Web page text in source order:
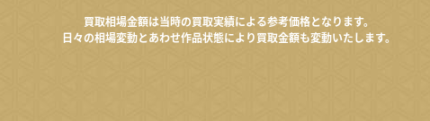
買取相場金額は当時の買取実績による参考価格となります。
日々の相場変動とあわせ作品状態により買取金額も変動いたします。